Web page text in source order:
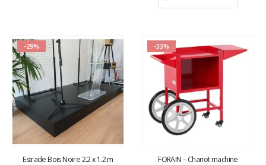
79,00€.
-29%
Estrade Bois Noire 2.2 x 1.2 m
-33%
FORAIN – Chariot machine